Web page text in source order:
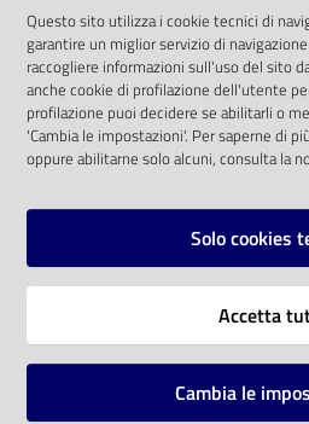
Eventi
Chiedi al
bibliotecario
Avvisi
solo alle condizioni previste
comunitaria 2003/98/CE e dal
SOCIAL
Instagram
Vai alla pagina
Questo sito utilizza i cookie tecnici di
garantire un miglior servizio di
raccogliere informazioni sull'uso del sito
anche cookie di profilazione dell'utente
profilazione puoi decidere se abilitarli o
'Cambia le impostazioni'. Per saperne di
oppure abilitarne solo alcuni, consulta la
Solo cookies
Accetta
Cambia le